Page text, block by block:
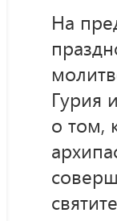
На
Гурия
о том,